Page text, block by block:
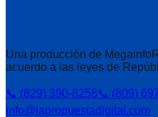
Una producción de
acuerdo a las leyes de
📞 (829) 390-8258📞 (809)
info@lapropuestadigital.com